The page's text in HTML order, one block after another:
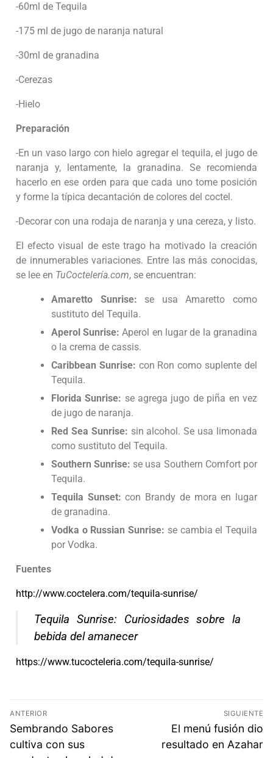
-60ml de Tequila
-175 ml de jugo de naranja natural
-30ml de granadina
-Cerezas
-Hielo
Preparación
-En un vaso largo con hielo agregar el tequila, el jugo de
naranja y, lentamente, la granadina. Se recomienda
hacerlo en ese orden para que cada uno tome posición
y forme la típica decantación de colores del coctel.
-Decorar con una rodaja de naranja y una cereza, y listo.
El efecto visual de este trago ha motivado la creación
de innumerables variaciones. Entre las más conocidas,
se lee en TuCoctelería.com, se encuentran:
Amaretto Sunrise: se usa Amaretto como
sustituto del Tequila.
Aperol Sunrise: Aperol en lugar de la granadina
o la crema de cassis.
Caribbean Sunrise: con Ron como suplente del
Tequila.
Florida Sunrise: se agrega jugo de piña en vez
de jugo de naranja.
Red Sea Sunrise: sin alcohol. Se usa limonada
como sustituto del Tequila.
Southern Sunrise: se usa Southern Comfort por
Tequila.
Tequila Sunset:con Brandy de mora en lugar
de granadina.
Vodka o Russian Sunrise: se cambia el Tequila
por Vodka.
Fuentes
http://www.coctelera.com/tequila-sunrise/
Tequila Sunrise: Curiosidades sobre la
bebida del amanecer
https://www.tucocteleria.com/tequila-sunrise/
ANTERIOR
Sembrando Sabores
cultiva con sus
SIGUIENTE
El menú fusión dio
resultado en Azahar